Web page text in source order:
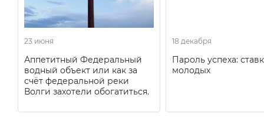
23 июня
Аппетитный Федеральный
водный объект или как за
счёт федеральной реки
Волги захотели обогатиться.
18 декабря
Пароль успеха:
молодых